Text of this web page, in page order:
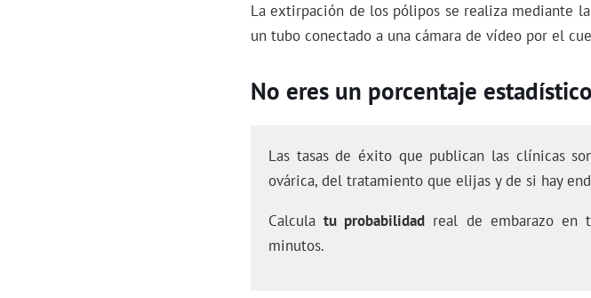
La extirpación de los pólipos se realiza mediante
un tubo conectado a una cámara de vídeo por el
No eres un porcentaje
Las tasas de éxito que publican las clínicas
ovárica, del tratamiento que elijas y de si hay
Calculatu probabilidad real de embarazo en
minutos.